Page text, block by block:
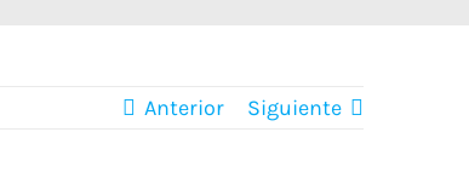
Anterior Siguiente